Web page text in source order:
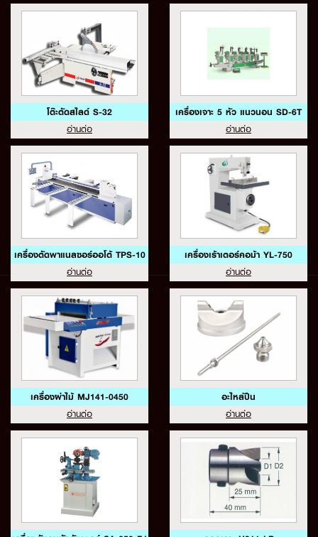
โต๊ะตัดสไลด์ S-32
อ่านต่อ
เครื่องเจาะ 5 หัว แนวนอน SD-6T
อ่านต่อ
เครื่องตัดพาแนลซอร์ออโต้ TPS-10
อ่านต่อ
เครื่องเร้าเตอร์คอม้า YL-750
อ่านต่อ
เครื่องผ่าไม้ MJ141-0450
อ่านต่อ
อะไหล่ปืน
อ่านต่อ